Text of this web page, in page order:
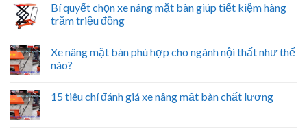
Bí quyết chọn xe nâng mặt bàn giúp tiết kiệm hàng
trăm triệu đồng
Xe nâng mặt bàn phù hợp cho ngành nội thất như thế
nào?
15 tiêu chí đánh giá xe nâng mặt bàn chất lượng